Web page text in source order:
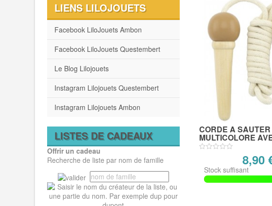
LIENS LILOJOUETS
Facebook LiloJouets Ambon
Facebook LiloJouets Questembert
Le Blog Lilojouets
Instagram Lilojouets Questembert
Instagram Lilojouets Ambon
LISTES DE CADEAUX
Offrir un cadeau
Recherche de liste par nom de famille
CORDE A
MULTICOLORE
8,90
Stock suffisant